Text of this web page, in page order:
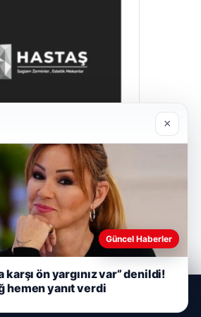
Club
×
Güncel Haberler
karşı ön yargınız var” denildi!
hemen yanıt verdi